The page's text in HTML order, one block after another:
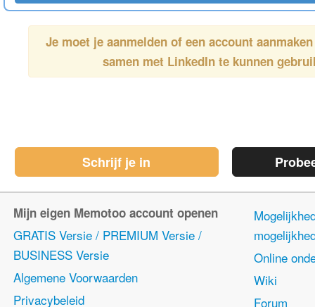
Je moet je aanmelden of een account
samen met LinkedIn te kunnen
Schrijf je in
Mijn eigen Memotoo account openen
GRATIS Versie / PREMIUM Versie /
BUSINESS Versie
Algemene Voorwaarden
Privacybeleid
Online
Wiki
Forum